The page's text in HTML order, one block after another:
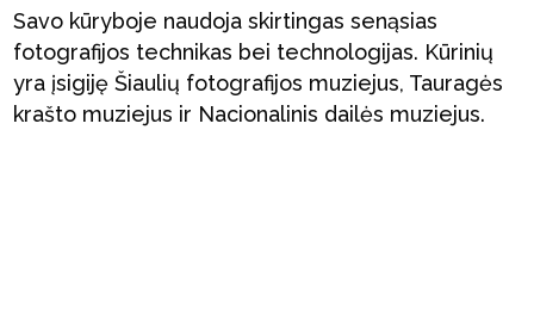
Savo kūryboje naudoja skirtingas senąsias
fotografijos technikas bei technologijas. Kūrinių
yra įsigiję Šiaulių fotografijos muziejus, Tauragės
krašto muziejus ir Nacionalinis dailės muziejus.